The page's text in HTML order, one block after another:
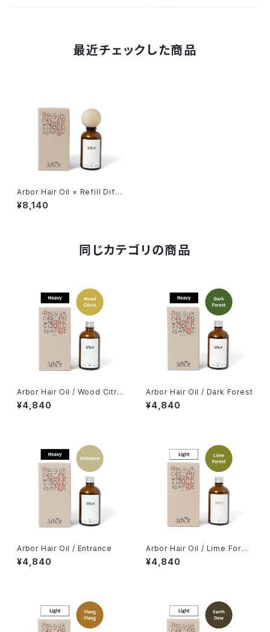
最近チェックした商品
Arbor Hair Oil × Refill Diffu
ser Set
¥8,140
同じカテゴリの商品
Arbor Hair Oil / Wood Citru
s
¥4,840
Arbor Hair Oil / Dark Forest
¥4,840
Arbor Hair Oil / Entrance
¥4,840
Arbor Hair Oil / Lime Fores
t
¥4,840